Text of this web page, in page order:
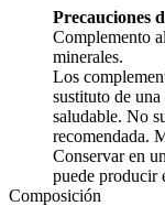
Precauciones
Complemento
minerales.
Los
sustituto de
saludable. No
recomendada.
Conservar en
puede producir
Composición